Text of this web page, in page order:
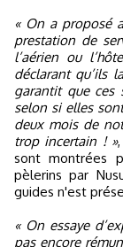
« On a proposé
prestation de
l’aérien ou
déclarant qu’ils
garantit que ces
selon si elles
deux mois de
trop incertain ! »
sont montrées
pèlerins par
guides n'est
« On essaye
pas encore